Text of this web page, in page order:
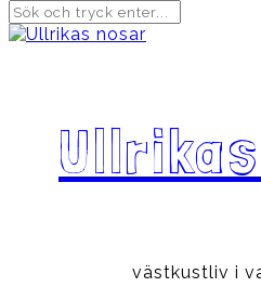
västkustliv i